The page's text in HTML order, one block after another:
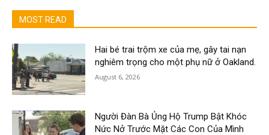
MOST READ
Hai bé trai trộm xe của mẹ, gây tai nạn
nghiêm trọng cho một phụ nữ ở Oakland.
August 6, 2026
Người Đàn Bà Ủng Hộ Trump Bật Khóc
Nức Nở Trước Mặt Các Con Của Mình